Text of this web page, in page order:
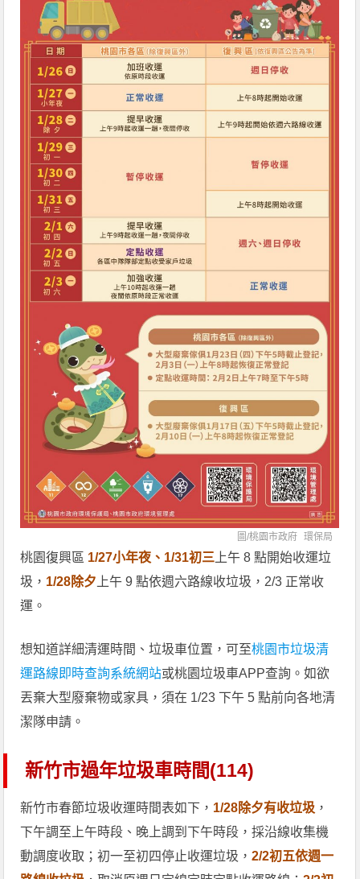
圖/桃園市政府 環保局
桃園復興區 1/27小年夜、1/31初三 上午 8 點開始收運垃
圾， 1/28除夕 上午 9 點依週六路線收垃圾，2/3 正常收
運。
想知道詳細清運時間、垃圾車位置，可至桃園市垃圾清
運路線即時查詢系統網站或桃園垃圾車APP查詢。如欲
丟棄大型廢棄物或家具，須在 1/23 下午 5 點前向各地清
潔隊申請。
新竹市過年垃圾車時間(114)
新竹市春節垃圾收運時間表如下， 1/28除夕有收垃圾 ，
下午調至上午時段、晚上調到下午時段，採沿線收集機
動調度收取；初一至初四停止收運垃圾，2/2初五依週一